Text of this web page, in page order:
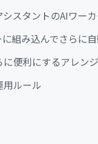
スタントのAIワー
組み込んでさらに
便利にするアレン
ルール